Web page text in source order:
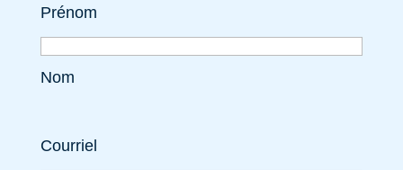
Prénom
Nom
Courriel